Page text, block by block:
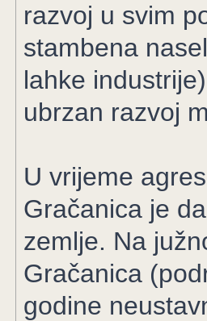
razvoj u svim
stambena
lahke
ubrzan razvoj
U vrijeme
Gračanica je
zemlje. Na
Gračanica
godine